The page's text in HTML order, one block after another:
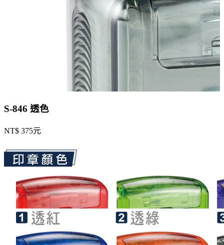
S-846 透色
NT$ 375元